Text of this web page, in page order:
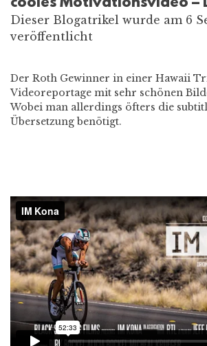
Dieser Blogatrikel wurde am 6
veröffentlicht
Der Roth Gewinner in einer Hawaii
Videoreportage mit sehr schönen
Wobei man allerdings öfters die
Übersetzung benötigt.